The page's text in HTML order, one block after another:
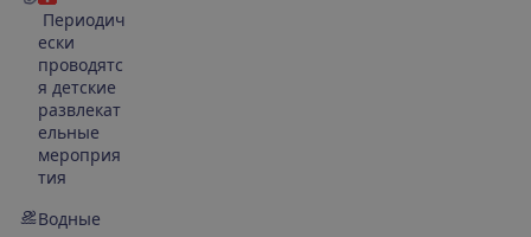
Периодич
ески
проводятс
я детские
развлекат
ельные
мероприя
тия
Водные